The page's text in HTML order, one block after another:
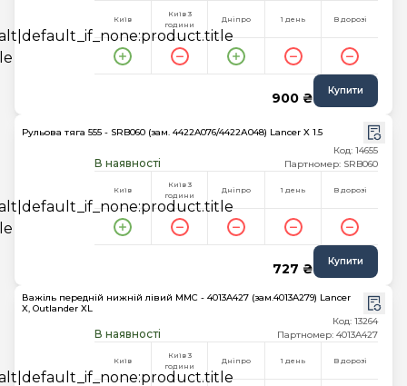
Київ
Київ 3
години
Дніпро 1 день В дорозі
900 ₴ Купити
Рульова тяга 555 - SRB060 (зам. 4422A076/4422А048) Lancer X 1.5
В наявності
Код: 14655
Партномер: SRB060
Київ
Київ 3
години
Дніпро 1 день В дорозі
727 ₴ Купити
Важіль передній нижній лівий MMC - 4013A427 (зам.4013A279) Lancer
X, Outlander XL
В наявності
Код: 13264
Партномер: 4013A427
Київ
Київ 3
години
Дніпро 1 день В дорозі